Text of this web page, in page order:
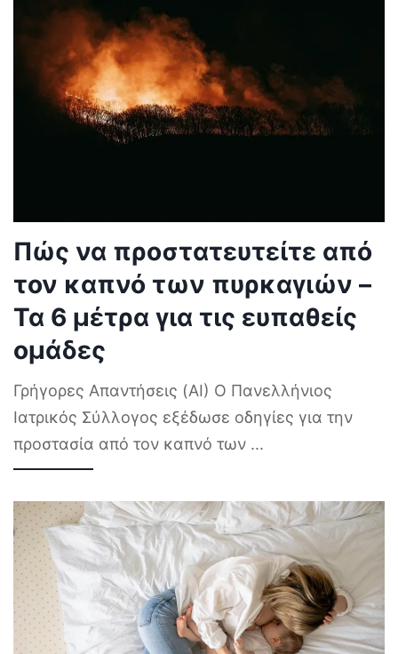
Πώς να προστατευτείτε από
τον καπνό των πυρκαγιών –
Τα 6 μέτρα για τις ευπαθείς
ομάδες
Γρήγορες Απαντήσεις (AI) Ο Πανελλήνιος
Ιατρικός Σύλλογος εξέδωσε οδηγίες για την
προστασία από τον καπνό των ...